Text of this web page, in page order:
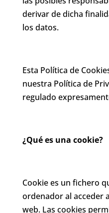
derivar de dicha
los datos.
Esta Política de
nuestra Política de
regulado
¿Qué es una cookie?
Cookie es un fichero
ordenador al acceder
web. Las cookies